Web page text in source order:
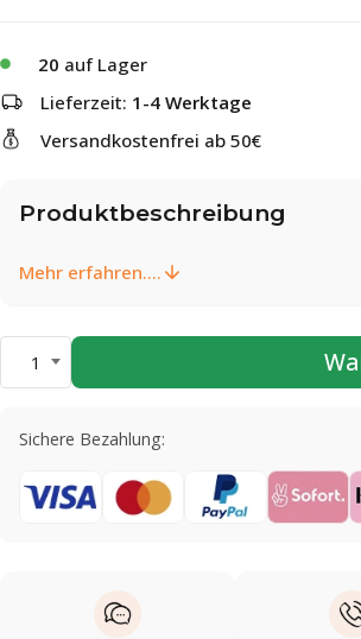
20 auf Lager
Lieferzeit: 1-4 Werktage
Versandkostenfrei ab 50€
Produktbeschreibung
Mehr erfahren....
1
Sichere Bezahlung: